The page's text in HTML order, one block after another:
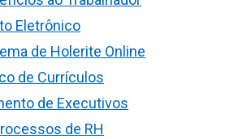
Eletrônico
de Holerite Online
de Currículos
de Executivos
de RH